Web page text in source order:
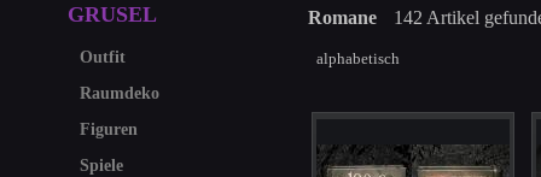
Romane 142 Artikel
alphabetisch
GRUSEL
Outfit
Raumdeko
Figuren
Spiele